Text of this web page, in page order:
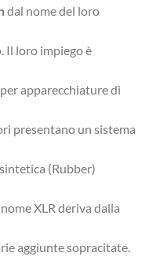
dal nome del loro
Il loro impiego è
apparecchiature di
presentano un sistema
(Rubber)
XLR deriva dalla
aggiunte sopracitate.